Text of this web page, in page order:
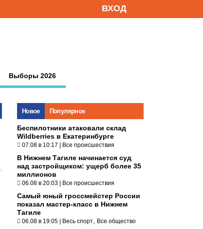
ВХОД
Выборы 2026
Новое Популярное
Беспилотники атаковали склад
Wildberries в Екатеринбурге
07.08 в 10:17 | Все происшествия
В Нижнем Тагиле начинается суд
над застройщиком: ущерб более 35
миллионов
06.08 в 20:03 | Все происшествия
Самый юный гроссмейстер России
показал мастер-класс в Нижнем
Тагиле
06.08 в 19:05 | Весь спорт Все общество